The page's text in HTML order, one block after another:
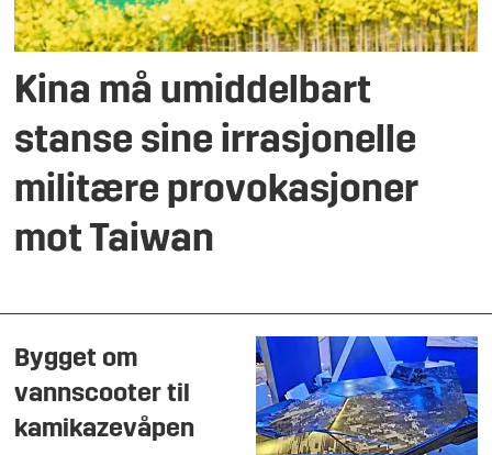
Kina må umiddelbart
stanse sine irrasjonelle
militære provokasjoner
mot Taiwan
Bygget om
vannscooter til
kamikazevåpen